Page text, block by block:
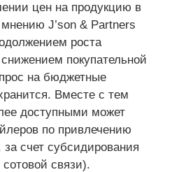
цен на продукцию в
J’son & Partners
роста
покупательной
на бюджетные
Вместе с тем
доступными может
по привлечению
счет субсидирования
связи).